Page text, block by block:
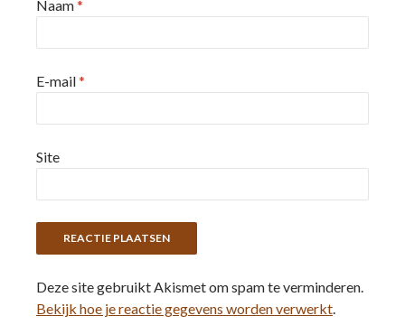
Naam*
E-mail*
Site
Deze site gebruikt Akismet om spam te verminderen.
Bekijk hoe je reactie gegevens worden verwerkt.